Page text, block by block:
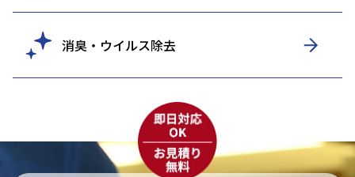
消臭・ウイルス除去